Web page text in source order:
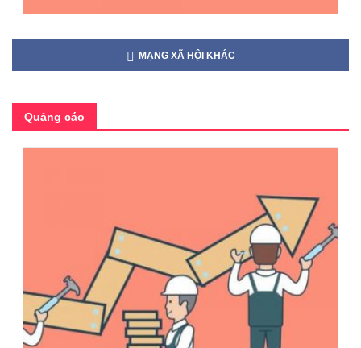
MẠNG XÃ HỘI KHÁC
Quảng cáo